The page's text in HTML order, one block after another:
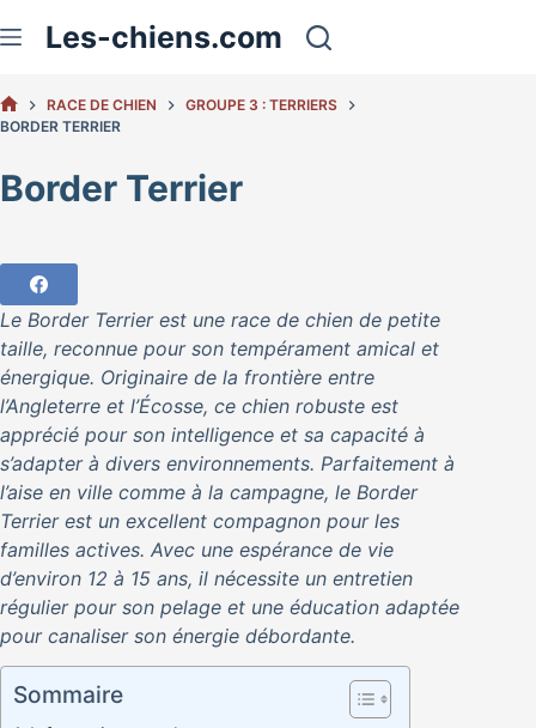
au
Les-chiens.com
ACCUEIL
RACE DE CHIEN
GROUPE 3 : TERRIERS
BORDER TERRIER
Border Terrier
Le Border Terrier est une race de chien de petite
taille, reconnue pour son tempérament amical et
énergique. Originaire de la frontière entre
l’Angleterre et l’Écosse, ce chien robuste est
apprécié pour son intelligence et sa capacité à
s’adapter à divers environnements. Parfaitement à
l’aise en ville comme à la campagne, le Border
Terrier est un excellent compagnon pour les
familles actives. Avec une espérance de vie
d’environ 12 à 15 ans, il nécessite un entretien
régulier pour son pelage et une éducation adaptée
pour canaliser son énergie débordante.
Sommaire